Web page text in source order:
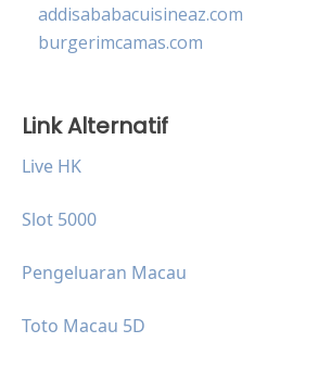
addisababacuisineaz.com
burgerimcamas.com
Link Alternatif
Live HK
Slot 5000
Pengeluaran Macau
Toto Macau 5D